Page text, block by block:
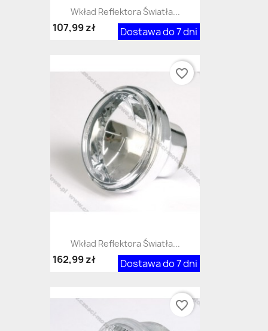
Wkład Reflektora Światła...
Dostawa do 7 dni
107,99 zł
Wkład Reflektora Światła...
Dostawa do 7 dni
162,99 zł
favorite_border
favorite_border